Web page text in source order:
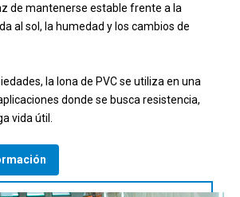
de mantenerse estable frente a la
al sol, la humedad y los cambios de
la lona de PVC se utiliza en una
donde se busca resistencia,
vida útil.